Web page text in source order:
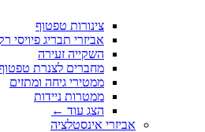
צינורות טפטוף
אביזרי תבריג פיויסי
השקייה זעירה
מחברים לצנרת
ממטירי גיחה ומתזים
ממטרות ניידות
הצג עוד ←
אביזרי אינסטלציה